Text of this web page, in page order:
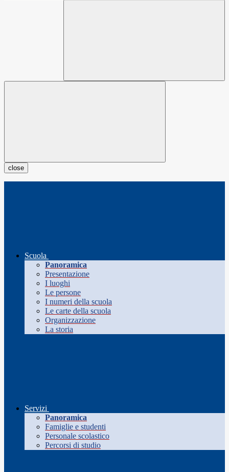
close
Scuola
Panoramica
Presentazione
I luoghi
Le persone
I numeri della scuola
Le carte della scuola
Organizzazione
La storia
Servizi
Panoramica
Famiglie e studenti
Personale scolastico
Percorsi di studio